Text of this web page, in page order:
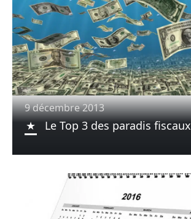
9 décembre 2013
Le Top 3 des paradis fiscaux